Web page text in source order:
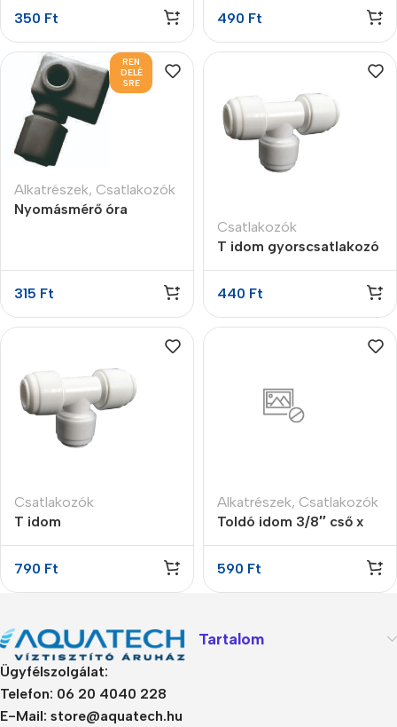
3/8″
350 Ft
490 Ft
REN
DELÉ
SRE
Alkatrészek, Csatlakozók
Nyomásmérő óra
315 Ft
Csatlakozók
T idom gyorscsatlakozó
440 Ft
Csatlakozók
T idom
gyorscsatlakozós 1/4″ x
3/8″ x 1/4″
790 Ft
Alkatrészek, Csatlakozók
Toldó idom 3/8″ cső x
3/8″ cső
590 Ft
Ügyfélszolgálat:
Telefon: 06 20 4040 228
E-Mail: store@aquatech.hu
Tartalom